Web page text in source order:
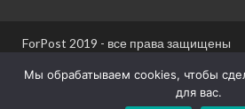
ForPost 2019 - все права защищены
При использовании материалов
Мы обрабатываем cookies, чтобы
для вас.